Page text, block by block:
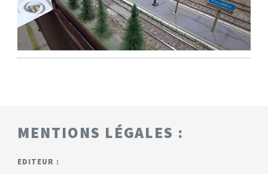
MENTIONS LÉGALES :
EDITEUR :